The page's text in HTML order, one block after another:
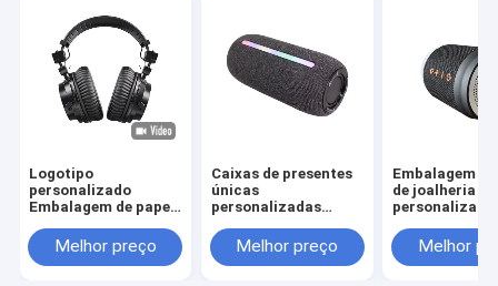
Logotipo
personalizado
Embalagem de papel
Branco / Preto / Ouro
Rosa Caixa de
Melhor preço
Caixas de presentes
únicas
personalizadas
presentes de cartão
de luxo Embalagem
Melhor preço
Embalagem
de joalheria
personalizada
caixa de
barata
Melhor